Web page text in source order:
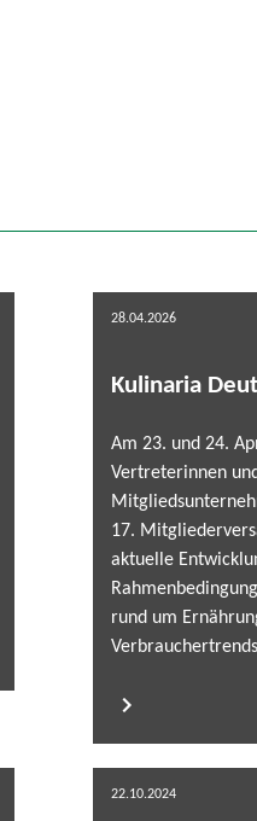
28.04.2026
Kulinaria
Am 23. und 24.
Vertreterinnen
17.
aktuelle
rund um
22.10.2024